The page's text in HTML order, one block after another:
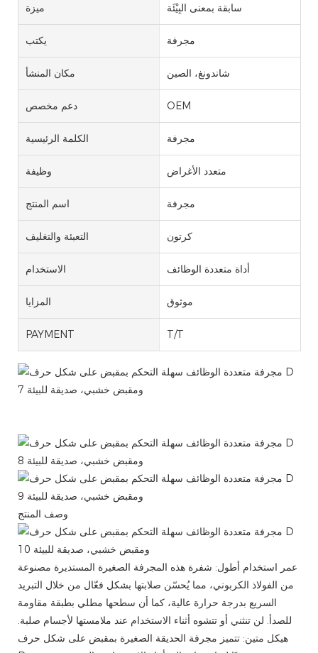
ميزة سابقة بمعنى البِيْئَة
يكتب مجرفة
مكان المنشأ شاندونغ، الصين
دعم مخصص OEM
الكلمة الرئيسية مجرفة
وظيفة متعدد الأغراض
اسم المنتج مجرفة
التعبئة والتغليف كرتون
الاستخدام أداة متعددة الوظائف
المزايا موثوق
PAYMENT T/T
وصف المنتج
عمر استخدام أطول: شفرة هذه المجرفة الصغيرة المستديرة مصنوعة
من الفولاذ الكربوني، مما يُحسّن صلابتها بشكل فعّال من خلال التبريد
السريع بدرجة حرارة عالية، كما أن سطحها مطلي بطبقة مقاومة
للصدأ. لن تنثني أو تتشوه أثناء الاستخدام عند ملامستها لأجسام صلبة.
هيكل متين: تتميز مجرفة الحديقة الصغيرة بمقبض على شكل حرف